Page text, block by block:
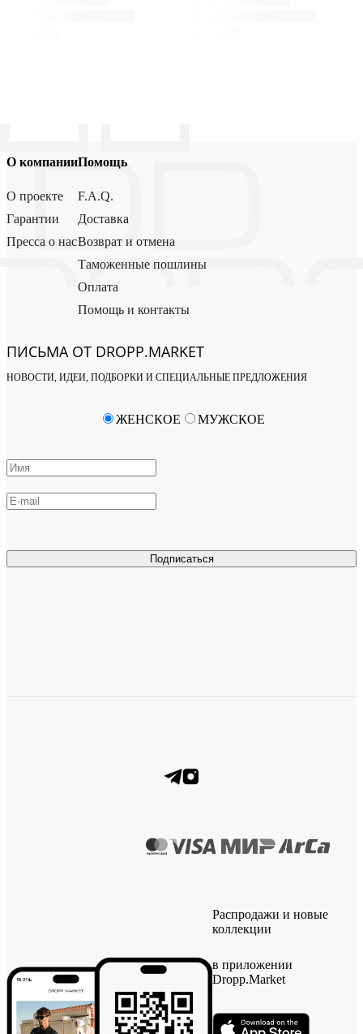
О компании
О проекте
Гарантии
Пресса о нас
Помощь
F.A.Q.
Доставка
Возврат и отмена
Таможенные пошлины
Оплата
Помощь и контакты
ПИСЬМА ОТ DROPP.MARKET
НОВОСТИ, ИДЕИ, ПОДБОРКИ И СПЕЦИАЛЬНЫЕ ПРЕДЛОЖЕНИЯ
Подписаться
ЖЕНСКОЕ МУЖСКОЕ
Распродажи и новые
коллекции
в приложении
Dropp.Market